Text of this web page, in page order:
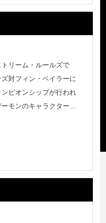
リーム・ルールズで
対フィン・ベイラーに
ピオンシップが行われ
モンのキャラクターで